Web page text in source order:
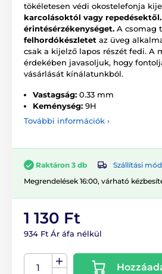
tökéletesen védi okostelefonja
karcolásoktól vagy repedésektől.
érintésérzékenységet. A csomag
felhordókészletet az üveg
csak a kijelző lapos részét fedi. A
érdekében javasoljuk, hogy
vásárlását kínálatunkból.
Vastagság: 0.33 mm
Keménység: 9H
További információk ›
Raktáron 3 db
Szállítási
Megrendelések 16:00, várható
1 130 Ft
934 Ft Ár áfa nélkül